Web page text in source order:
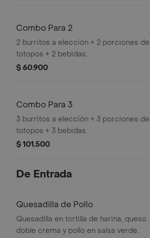
Combo Para 2
2 burritos a elección + 2 porciones de
totopos + 2 bebidas.
$ 60.900
Combo Para 3
3 burritos a elección + 3 porciones de
totopos + 3 bebidas.
$ 101.500
De Entrada
Quesadilla de Pollo
Quesadilla en tortilla de harina, queso
doble crema y pollo en salsa verde.